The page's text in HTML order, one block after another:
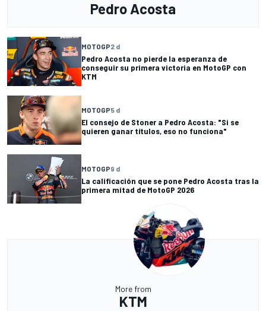
Pedro Acosta
MOTOGP2 d
Pedro Acosta no pierde la esperanza de
conseguir su primera victoria en MotoGP con
KTM
MOTOGP5 d
El consejo de Stoner a Pedro Acosta: "Si se
quieren ganar títulos, eso no funciona"
MOTOGP9 d
La calificación que se pone Pedro Acosta tras la
primera mitad de MotoGP 2026
More from
KTM